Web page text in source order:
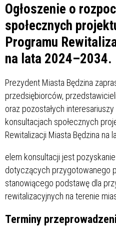
Ogłoszenie o
społecznych
Programu
na lata 2024–2034.
Prezydent Miasta Będzina
przedsiębiorców,
oraz pozostałych
konsultacjach społecznych
Rewitalizacji Miasta Będzina na
elem konsultacji jest
dotyczących przygotowanego
stanowiącego podstawę dla
rewitalizacyjnych na terenie
Terminy